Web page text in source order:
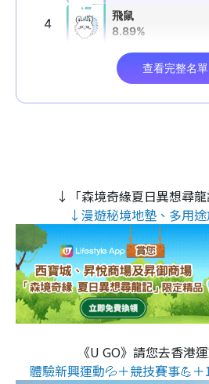
↓「森境奇緣夏日異想尋
↓漫遊秘境地墊、多用
《U GO》請您去香港
體驗新興運動💦＋競技賽事💪